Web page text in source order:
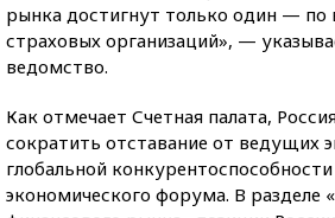
рынка достигнут только один — по
страховых организаций», —
ведомство.
Как отмечает Счетная палата,
сократить отставание от ведущих
глобальной
экономического форума. В разделе